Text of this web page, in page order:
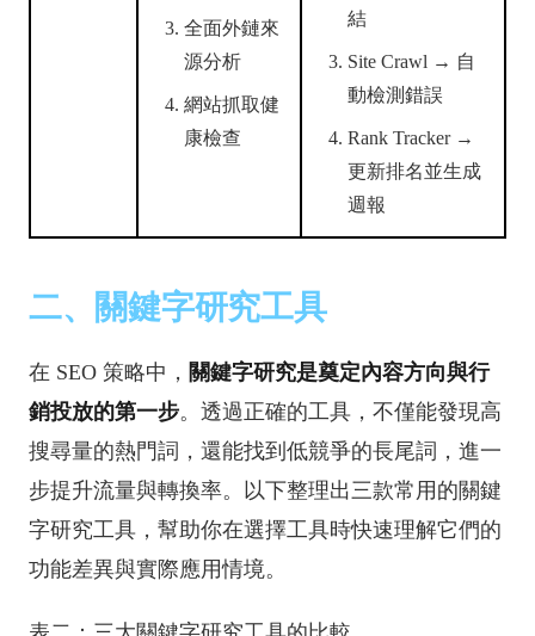
全面外鏈來
源分析
網站抓取健
康檢查
結
Site Crawl → 自
動檢測錯誤
Rank Tracker →
更新排名並生成
週報
二、關鍵字研究工具
在 SEO 策略中， 關鍵字研究是奠定內容方向與行
銷投放的第一步。透過正確的工具，不僅能發現高
搜尋量的熱門詞，還能找到低競爭的長尾詞，進一
步提升流量與轉換率。以下整理出三款常用的關鍵
字研究工具，幫助你在選擇工具時快速理解它們的
功能差異與實際應用情境。